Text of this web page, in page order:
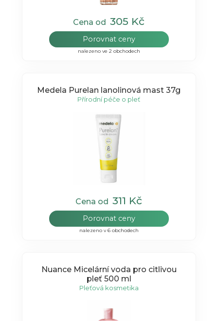
Cena od305 Kč
Porovnat ceny
nalezeno ve 2 obchodech
Medela Purelan lanolinová mast 37g
Přírodní péče o pleť
Cena od311 Kč
Porovnat ceny
nalezeno v 6 obchodech
Nuance Micelární voda pro citlivou
pleť 500 ml
Pleťová kosmetika